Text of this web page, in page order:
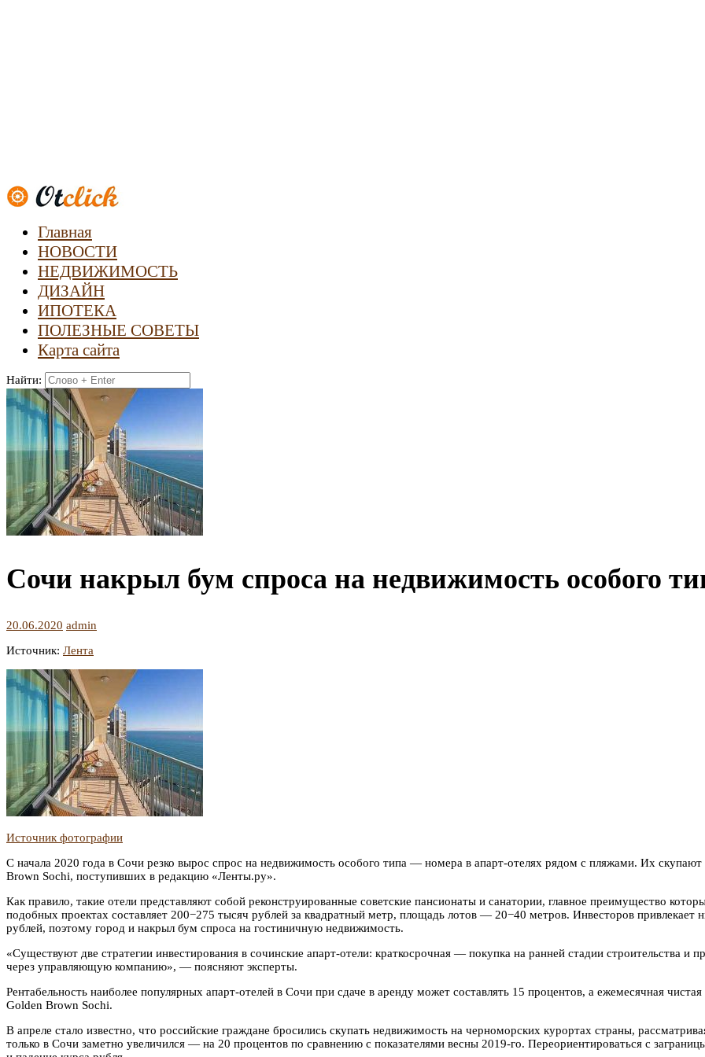
Главная
НОВОСТИ
НЕДВИЖИМОСТЬ
ДИЗАЙН
ИПОТЕКА
ПОЛЕЗНЫЕ СОВЕТЫ
Карта сайта
Найти:
Сочи накрыл бум спроса на недвижимость особого
20.06.2020 admin
Источник: Лента
Источник фотографии
С начала 2020 года в Сочи резко вырос спрос на недвижимость особого типа — номера в апарт-отелях рядом с пляжами. Их
Brown Sochi, поступивших в редакцию «Ленты.ру».
Как правило, такие отели представляют собой реконструированные советские пансионаты и санатории, главное преимущество
подобных проектах составляет 200−275 тысяч рублей за квадратный метр, площадь лотов — 20−40 метров. Инвесторов
рублей, поэтому город и накрыл бум спроса на гостиничную недвижимость.
«Существуют две стратегии инвестирования в сочинские апарт-отели: краткосрочная — покупка на ранней стадии строительства и
через управляющую компанию», — поясняют эксперты.
Рентабельность наиболее популярных апарт-отелей в Сочи при сдаче в аренду может составлять 15 процентов, а ежемесячная
Golden Brown Sochi.
В апреле стало известно, что российские граждане бросились скупать недвижимость на черноморских курортах страны,
только в Сочи заметно увеличился — на 20 процентов по сравнению с показателями весны 2019-го. Переориентироваться с